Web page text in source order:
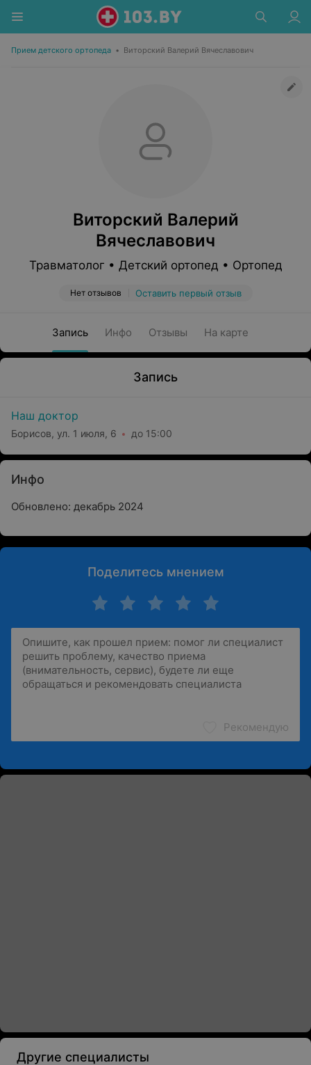
Прием детского ортопеда • Виторский Валерий Вячеславович
Виторский Валерий
Вячеславович
Травматолог • Детский ортопед • Ортопед
Нет отзывов Оставить первый отзыв
Запись Инфо Отзывы На карте
Запись
Наш доктор
Борисов, ул. 1 июля, 6 до 15:00
Инфо
Обновлено: декабрь 2024
Поделитесь мнением
Рекомендую
Другие специалисты